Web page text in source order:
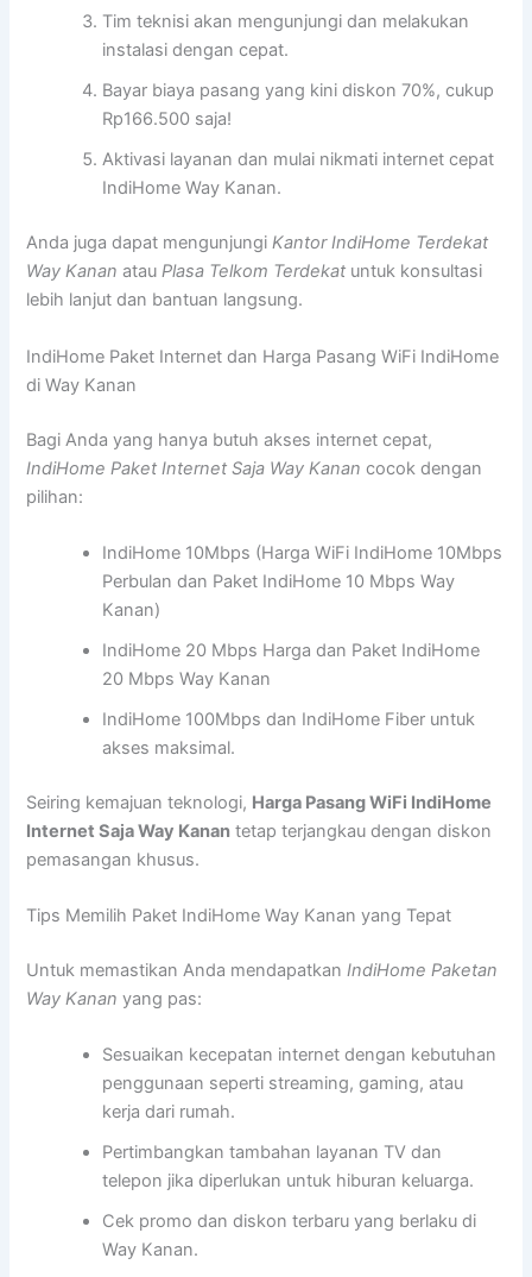
Tim teknisi akan mengunjungi dan melakukan
instalasi dengan cepat.
Bayar biaya pasang yang kini diskon 70%, cukup
Rp166.500 saja!
Aktivasi layanan dan mulai nikmati internet cepat
IndiHome Way Kanan.
Anda juga dapat mengunjungiKantor IndiHome Terdekat
Way Kanan atauPlasa Telkom Terdekat untuk konsultasi
lebih lanjut dan bantuan langsung.
IndiHome Paket Internet dan Harga Pasang WiFi IndiHome
di Way Kanan
Bagi Anda yang hanya butuh akses internet cepat,
IndiHome Paket Internet Saja Way Kanan cocok dengan
pilihan:
IndiHome 10Mbps (Harga WiFi IndiHome 10Mbps
Perbulan dan Paket IndiHome 10 Mbps Way
Kanan)
IndiHome 20 Mbps Harga dan Paket IndiHome
20 Mbps Way Kanan
IndiHome 100Mbps dan IndiHome Fiber untuk
akses maksimal.
Seiring kemajuan teknologi, Harga Pasang WiFi IndiHome
Internet Saja Way Kanan tetap terjangkau dengan diskon
pemasangan khusus.
Tips Memilih Paket IndiHome Way Kanan yang Tepat
Untuk memastikan Anda mendapatkanIndiHome Paketan
Way Kanan yang pas:
Sesuaikan kecepatan internet dengan kebutuhan
penggunaan seperti streaming, gaming, atau
kerja dari rumah.
Pertimbangkan tambahan layanan TV dan
telepon jika diperlukan untuk hiburan keluarga.
Cek promo dan diskon terbaru yang berlaku di
Way Kanan.